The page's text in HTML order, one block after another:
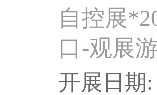
自控展
口-观展
10月1展
开展日期